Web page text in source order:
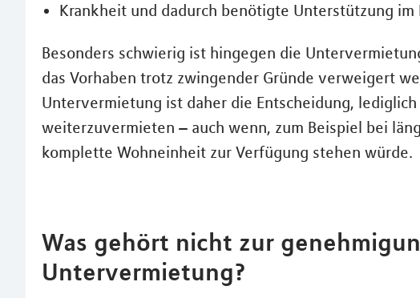
Krankheit und dadurch benötigte Unterstützung im
Besonders schwierig ist hingegen die
das Vorhaben trotz zwingender Gründe verweigert
Untervermietung ist daher die Entscheidung,
weiterzuvermieten – auch wenn, zum Beispiel bei
komplette Wohneinheit zur Verfügung stehen würde.
Was gehört nicht zur
Untervermietung?